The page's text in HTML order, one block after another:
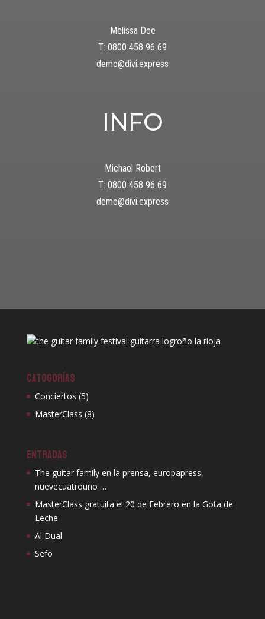
Melissa Doe
T: 0800 458 96 69
demo@divi.express
INFO
Michael Robert
T: 0800 458 96 69
demo@divi.express
CATOGORÍAS
Conciertos (5)
MasterClass (8)
ENTRADAS
The guitar family en la prensa, europapress,
nuevecuatrouno …
MasterClass gratuita el 20 de Febrero en la Gota de
Leche
Al Dual
Sefo